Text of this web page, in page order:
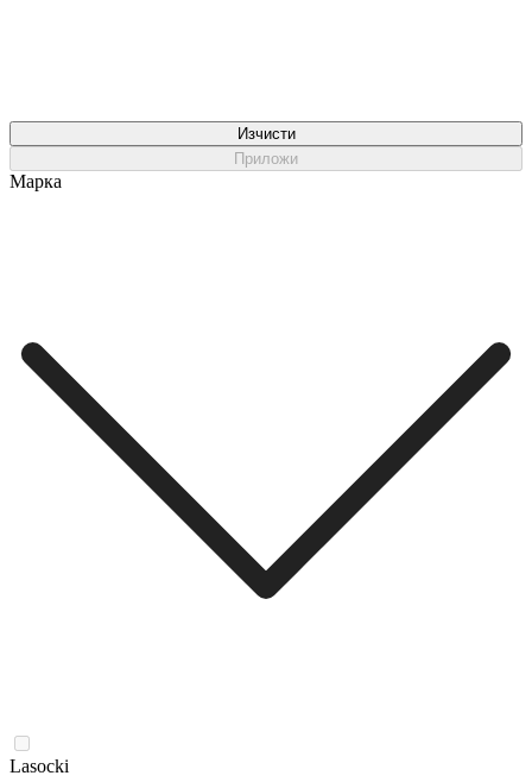
Изчисти
Приложи
Марка
Lasocki